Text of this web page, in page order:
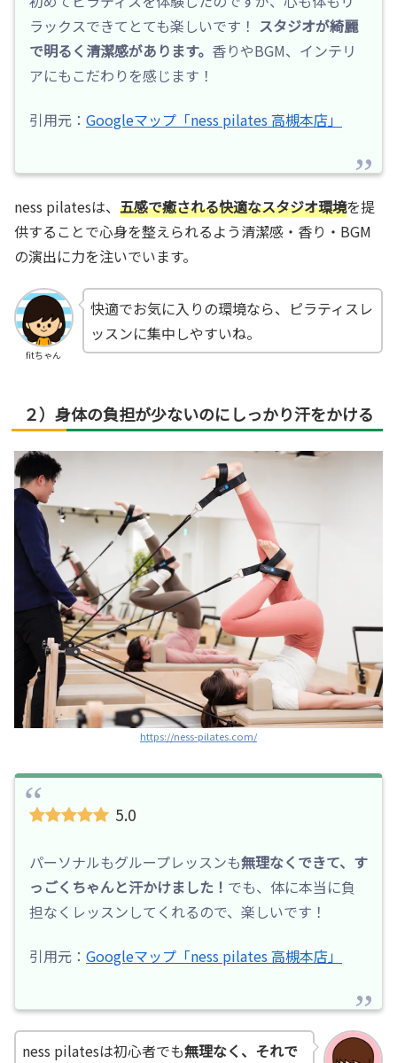
ラックスできてとても楽しいです！ スタジオが綺麗
で明るく清潔感があります。 香りやBGM、インテリ
アにもこだわりを感じます！
引用元： Googleマップ「ness pilates 高槻本店」
ness pilatesは、 五感で癒される快適なスタジオ環境を提
供することで心身を整えられるよう清潔感・香り・BGM
の演出に力を注いでいます。
fitちゃん
快適でお気に入りの環境なら、ピラティスレ
ッスンに集中しやすいね。
２）身体の負担が少ないのにしっかり汗をかける
https://ness-pilates.com/
5.0
パーソナルもグループレッスンも無理なくできて、す
っごくちゃんと汗かけました！ でも、体に本当に負
担なくレッスンしてくれるので、楽しいです！
引用元： Googleマップ「ness pilates 高槻本店」
ness pilatesは初心者でも無理なく、それで